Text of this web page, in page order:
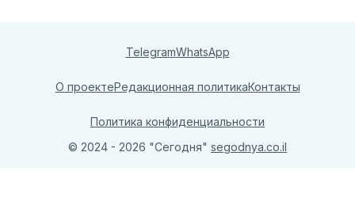
TelegramWhatsApp
О проектеРедакционная политикаКонтакты
Политика конфиденциальности
© 2024 - 2026 "Сегодня" segodnya.co.il